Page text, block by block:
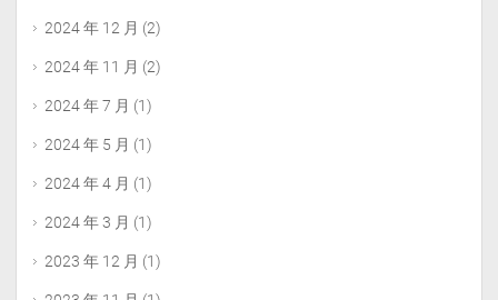
2024 年 12 月 (2)
2024 年 11 月 (2)
2024 年 7 月 (1)
2024 年 5 月 (1)
2024 年 4 月 (1)
2024 年 3 月 (1)
2023 年 12 月 (1)